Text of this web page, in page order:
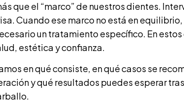
que el “marco” de nuestros dientes.
Cuando ese marco no está en
un tratamiento específico. En
estética y confianza.
en qué consiste, en qué casos se
y qué resultados puedes esperar